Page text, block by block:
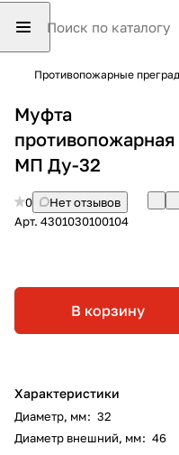
Противопожарные
Муфта
противопожарная
МП Ду-32
0
Нет отзывов
Арт. 4301030100104
В корзину
Характеристики
Диаметр, мм: 32
Диаметр внешний, мм: 46